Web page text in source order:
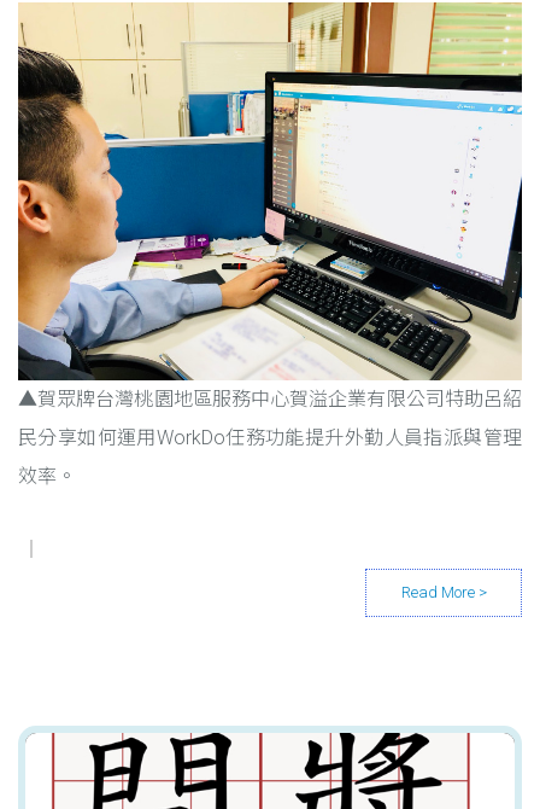
▲賀眾牌台灣桃園地區服務中心賀溢企業有限公司特助呂紹
民分享如何運用WorkDo任務功能提升外勤人員指派與管理
效率。